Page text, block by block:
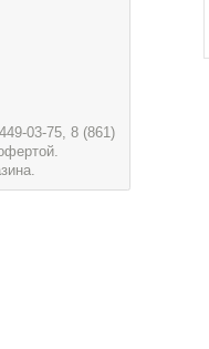
03-75, 8 (861)